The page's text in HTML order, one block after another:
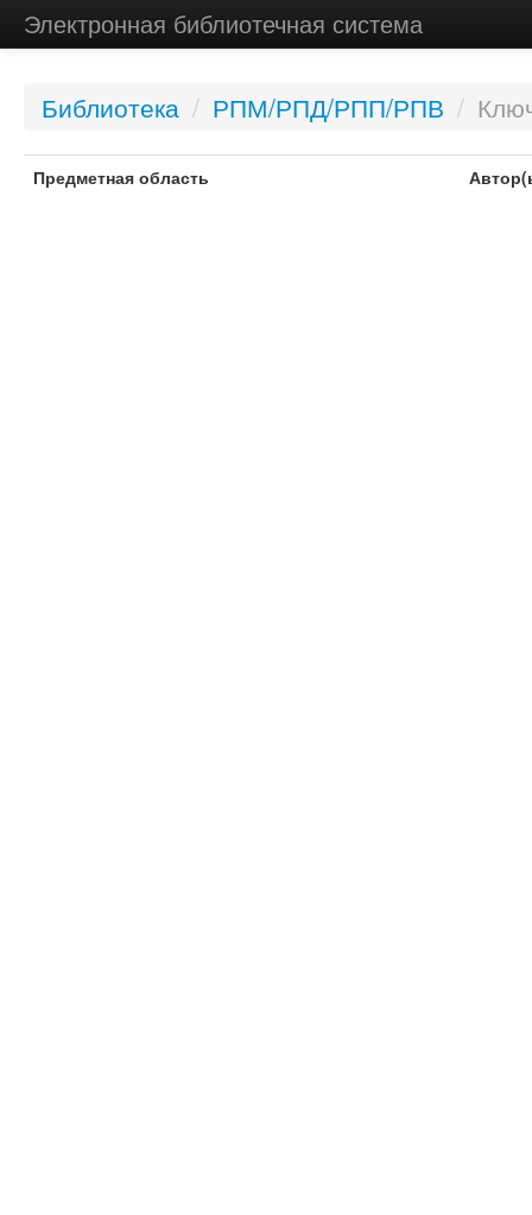
Электронная библиотечная система
Библиотека / РПМ/РПД/РПП/РПВ /
Предметная область